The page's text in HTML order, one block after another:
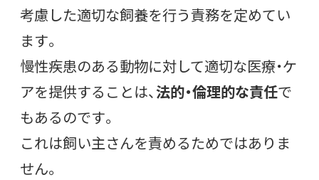
考慮した適切な飼養を行う責務を定めてい
ます。
慢性疾患のある動物に対して適切な医療・ケ
アを提供することは、法的・倫理的な責任で
もあるのです。
これは飼い主さんを責めるためではありま
せん。